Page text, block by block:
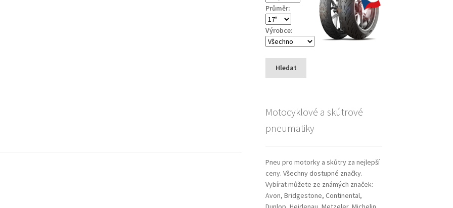
Průměr:
Výrobce:
Hledat
Motocyklové a skútrové
pneumatiky
Pneu pro motorky a skůtry za nejlepší
ceny. Všechny dostupné značky.
Vybírat můžete ze známých značek:
Avon, Bridgestone, Continental,